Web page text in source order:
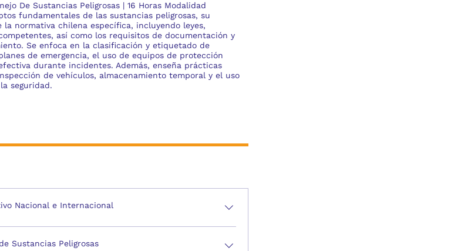
De Sustancias Peligrosas | 16 Horas Modalidad
fundamentales de las sustancias peligrosas, su
la normativa chilena específica, incluyendo leyes,
así como los requisitos de documentación y
Se enfoca en la clasificación y etiquetado de
de emergencia, el uso de equipos de protección
durante incidentes. Además, enseña prácticas
de vehículos, almacenamiento temporal y el uso
seguridad.
Nacional e Internacional
Sustancias Peligrosas